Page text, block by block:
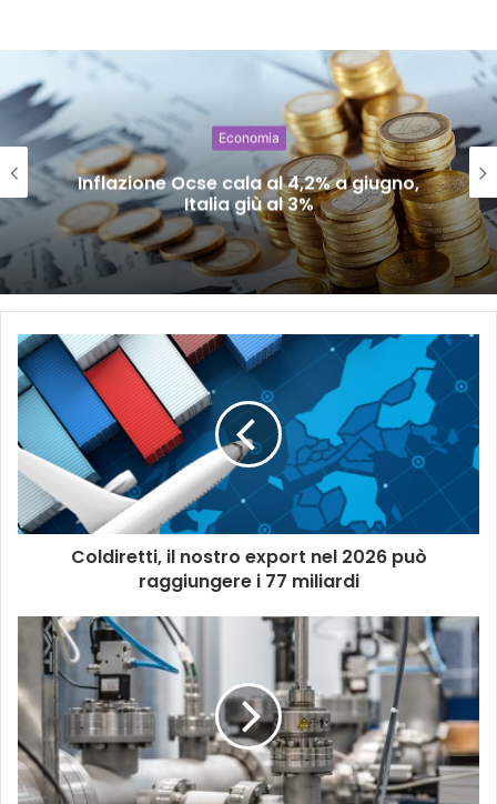
Economia
Inflazione Ocse cala al 4,2% a giugno,
Italia giù al 3%
Coldiretti, il nostro export nel 2026 può
raggiungere i 77 miliardi